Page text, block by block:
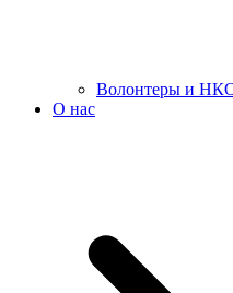
Волонтеры и
О нас